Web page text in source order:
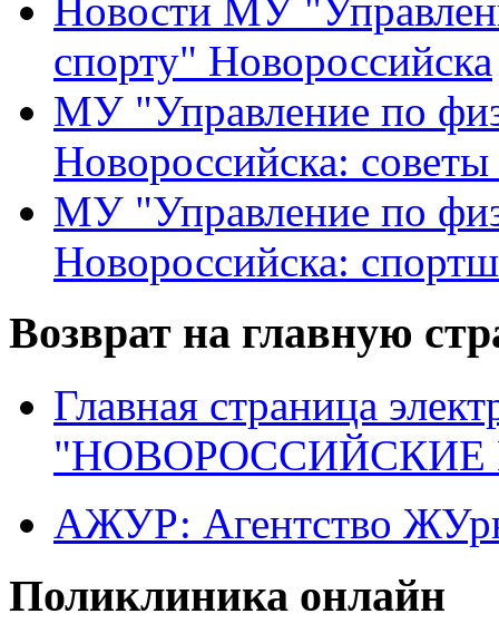
Новости МУ
спорту" Новороссийска
МУ "Управление по
Новороссийска:
МУ "Управление по
Новороссийска:
Возврат на главную
Главная страница
"НОВОРОССИЙСКИЕ
АЖУР: Агентство
Поликлиника онлайн